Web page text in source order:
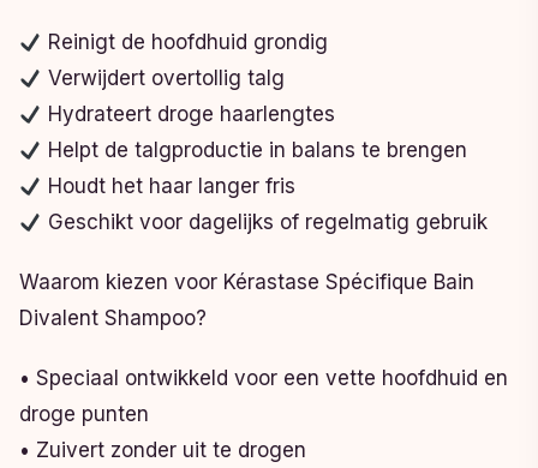
Reinigt de hoofdhuid grondig
Verwijdert overtollig talg
Hydrateert droge haarlengtes
Helpt de talgproductie in balans te brengen
Houdt het haar langer fris
Geschikt voor dagelijks of regelmatig gebruik
Waarom kiezen voor Kérastase Spécifique Bain
Divalent Shampoo?
• Speciaal ontwikkeld voor een vette hoofdhuid en
droge punten
• Zuivert zonder uit te drogen